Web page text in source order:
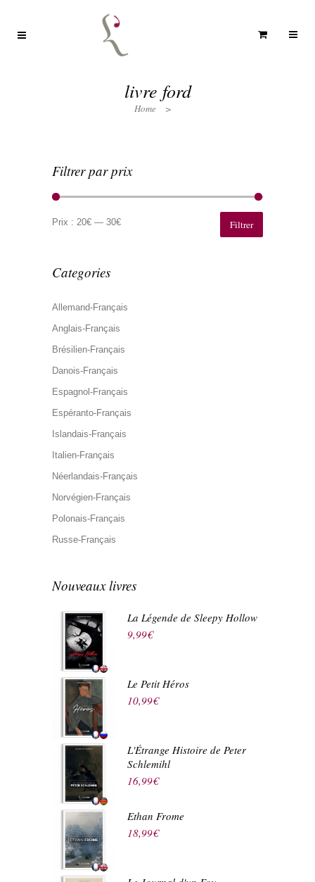
livre ford
Home >
Filtrer par prix
min
max
Filtrer
Prix : 20€ — 30€
Categories
Allemand-Français
Anglais-Français
Brésilien-Français
Danois-Français
Espagnol-Français
Espéranto-Français
Islandais-Français
Italien-Français
Néerlandais-Français
Norvégien-Français
Polonais-Français
Russe-Français
Nouveaux livres
La Légende de Sleepy Hollow
9,99€
Le Petit Héros
10,99€
L'Étrange Histoire de Peter
Schlemihl
16,99€
Ethan Frome
18,99€